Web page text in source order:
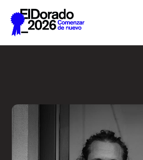
Saltar al contenido principal
Academias
Archivo